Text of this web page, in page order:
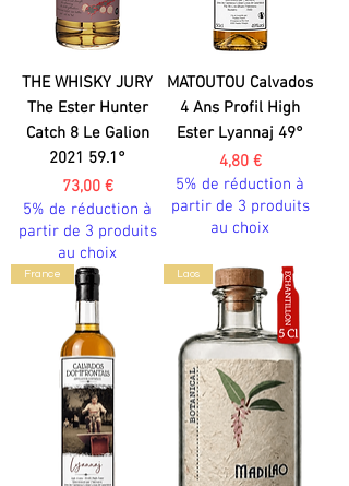
THE WHISKY JURY
The Ester Hunter
Catch 8 Le Galion
2021 59.1°
Prix
73,00 €
5% de réduction à
partir de 3 produits
au choix
MATOUTOU Calvados
4 Ans Profil High
Ester Lyannaj 49°
Prix
4,80 €
5% de réduction à
partir de 3 produits
au choix
France Laos